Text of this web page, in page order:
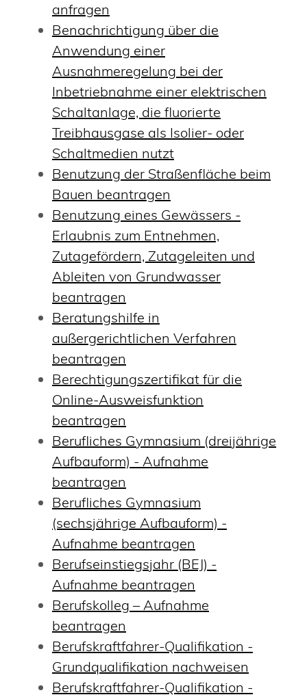
anfragen
Benachrichtigung über die
Anwendung einer
Ausnahmeregelung bei der
Inbetriebnahme einer elektrischen
Schaltanlage, die fluorierte
Treibhausgase als Isolier- oder
Schaltmedien nutzt
Benutzung der Straßenfläche beim
Bauen beantragen
Benutzung eines Gewässers -
Erlaubnis zum Entnehmen,
Zutagefördern, Zutageleiten und
Ableiten von Grundwasser
beantragen
Beratungshilfe in
außergerichtlichen Verfahren
beantragen
Berechtigungszertifikat für die
Online-Ausweisfunktion
beantragen
Berufliches Gymnasium (dreijährige
Aufbauform) - Aufnahme
beantragen
Berufliches Gymnasium
(sechsjährige Aufbauform) -
Aufnahme beantragen
Berufseinstiegsjahr (BEJ) -
Aufnahme beantragen
Berufskolleg – Aufnahme
beantragen
Berufskraftfahrer-Qualifikation -
Grundqualifikation nachweisen
Berufskraftfahrer-Qualifikation -